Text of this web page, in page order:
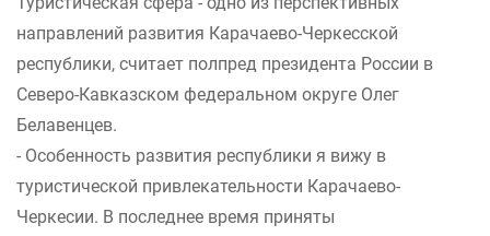
направлений развития Карачаево-Черкесской
республики, считает полпред президента России в
Северо-Кавказском федеральном округе Олег
Белавенцев.
- Особенность развития республики я вижу в
туристической привлекательности Карачаево-
Черкесии. В последнее время приняты